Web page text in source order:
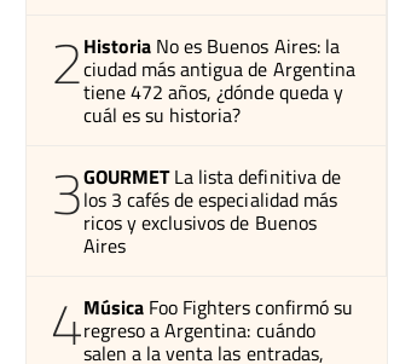
2Historia No es Buenos Aires: la
ciudad más antigua de Argentina
tiene 472 años, ¿dónde queda y
cuál es su historia?
3GOURMET La lista definitiva de
los 3 cafés de especialidad más
ricos y exclusivos de Buenos
Aires
4Música Foo Fighters confirmó su
regreso a Argentina: cuándo
salen a la venta las entradas,